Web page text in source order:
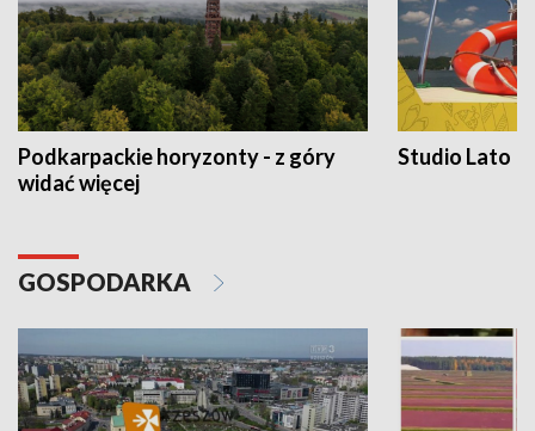
Podkarpackie horyzonty - z góry
widać więcej
Studio Lato
GOSPODARKA